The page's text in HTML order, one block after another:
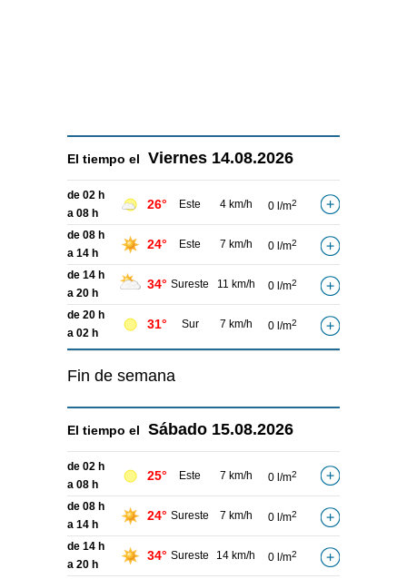
El tiempo el Viernes 14.08.2026
de 02 h
a 08 h
26° Este 4 km/h 0 l/m2
de 08 h
a 14 h
24° Este 7 km/h 0 l/m2
de 14 h
a 20 h
34° Sureste 11 km/h 0 l/m2
de 20 h
a 02 h
31° Sur 7 km/h 0 l/m2
Fin de semana
El tiempo el Sábado 15.08.2026
de 02 h
a 08 h
25° Este 7 km/h 0 l/m2
de 08 h
a 14 h
24° Sureste 7 km/h 0 l/m2
de 14 h
a 20 h
34° Sureste 14 km/h 0 l/m2